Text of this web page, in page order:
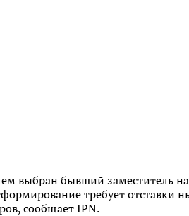
выбран бывший заместитель
требует отставки
сообщает IPN.